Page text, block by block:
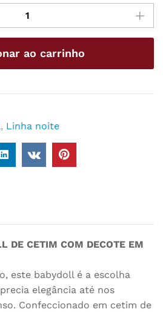
ao carrinho
, Linha noite
DE CETIM COM DECOTE EM
este babydoll é a escolha
elegância até nos
Confeccionado em cetim de